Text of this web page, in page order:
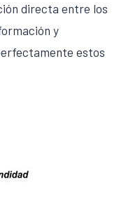
directa entre los
y
estos